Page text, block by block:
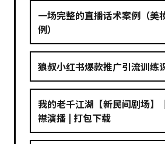
一场完整的直播话术案例（美
例）
狼叔小红书爆款推广引流训练
我的老千江湖【新民间剧场】
襟演播 | 打包下载